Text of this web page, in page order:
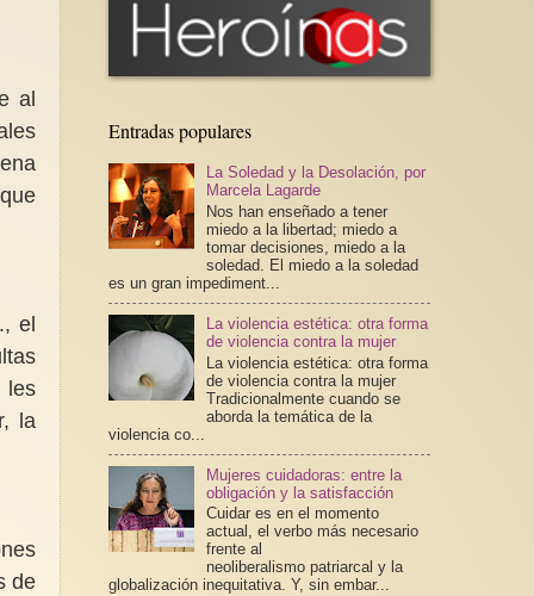
al
el
les
la
de
Entradas populares
La Soledad y la Desolación, por
Marcela Lagarde
Nos han enseñado a tener
miedo a la libertad; miedo a
tomar decisiones, miedo a la
soledad. El miedo a la soledad
es un gran impediment...
La violencia estética: otra forma
de violencia contra la mujer
La violencia estética: otra forma
de violencia contra la mujer
Tradicionalmente cuando se
aborda la temática de la
violencia co...
Mujeres cuidadoras: entre la
obligación y la satisfacción
Cuidar es en el momento
actual, el verbo más necesario
frente al
neoliberalismo patriarcal y la
globalización inequitativa. Y, sin embar...